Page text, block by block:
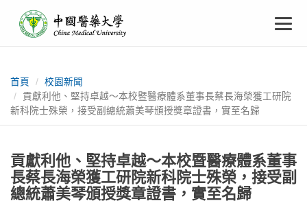
要
中
國
醫
藥
大
學
首頁
校園新聞
貢獻利他、堅持卓越～本校暨醫療體系董事長蔡長海榮獲工研院
新科院士殊榮，接受副總統蕭美琴頒授獎章證書，實至名歸
貢獻利他、堅持卓越～本校暨醫療體系董事
長蔡長海榮獲工研院新科院士殊榮，接受副
總統蕭美琴頒授獎章證書，實至名歸